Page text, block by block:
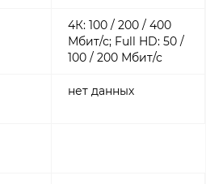
4К: 100 / 200 / 400
Мбит/с; Full HD: 50 /
100 / 200 Мбит/с
нет данных